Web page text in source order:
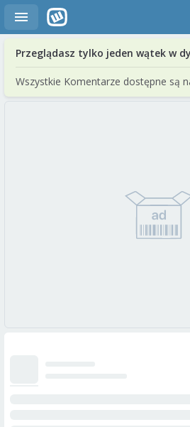
Przeglądasz tylko jeden wątek w
Wszystkie Komentarze dostępne są